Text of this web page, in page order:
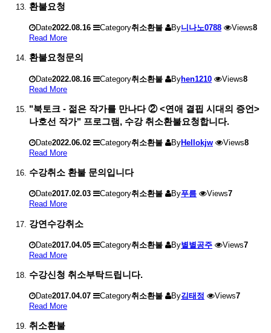
환불요청
Date2022.08.16 Category취소환불 By니나노0788 Views8
Read More
환불요청문의
Date2022.08.16 Category취소환불 Byhen1210 Views8
Read More
"북토크 - 젊은 작가를 만나다 ② <연애 결핍 시대의 증언>
나호선 작가" 프로그램, 수강 취소환불요청합니다.
Date2022.06.02 Category취소환불 ByHellokjw Views8
Read More
수강취소 환불 문의입니다
Date2017.02.03 Category취소환불 By푸름 Views7
Read More
강연수강취소
Date2017.04.05 Category취소환불 By별별공주 Views7
Read More
수강신청 취소부탁드립니다.
Date2017.04.07 Category취소환불 By김태정 Views7
Read More
취소환불